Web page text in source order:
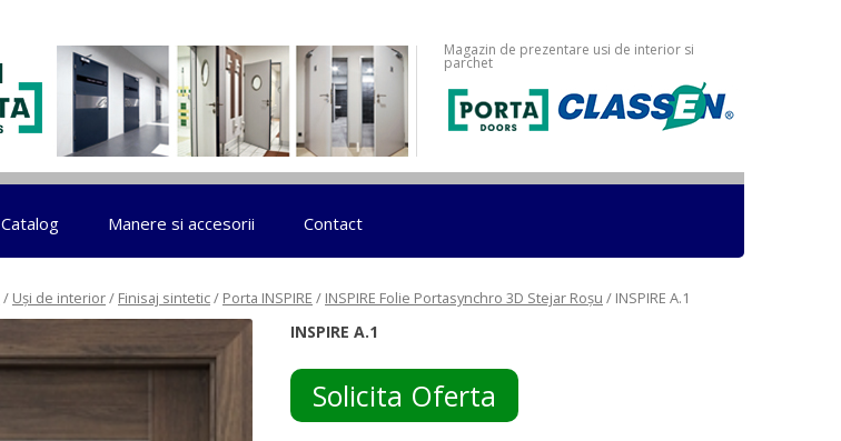
Magazin de prezentare usi de interior si
parchet
Sari la conținut
Catalog Manere si accesorii Contact
/ Uși de interior/ Finisaj sintetic/ Porta INSPIRE / INSPIRE Folie Portasynchro 3D Stejar Roșu / INSPIRE A.1
INSPIRE A.1
Solicita Oferta